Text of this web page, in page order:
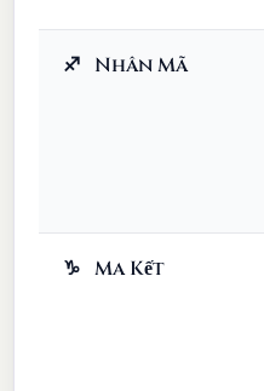
♐ Nhân Mã
♑ Ma Kết